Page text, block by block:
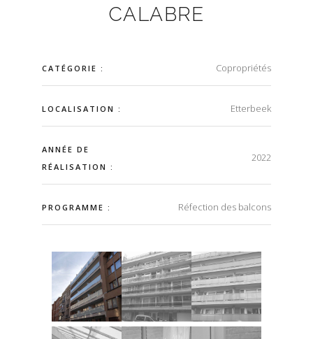
CALABRE
CATÉGORIE : Copropriétés
LOCALISATION : Etterbeek
ANNÉE DE
RÉALISATION :
2022
PROGRAMME : Réfection des balcons